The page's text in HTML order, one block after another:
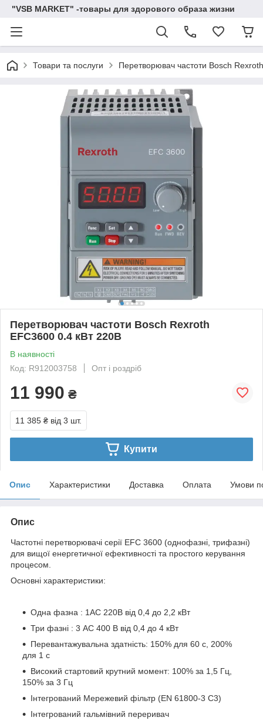
"VSB MARKET" -товары для здорового образа жизни
Товари та послуги Перетворювач частоти Bosch
Перетворювач частоти Bosch Rexroth
EFC3600 0.4 кВт 220В
В наявності
Код: R912003758
Опт і роздріб
11 990 ₴
11 385 ₴ від 3 шт.
Купити
Опис Характеристики Доставка Оплата Умови
Опис
Частотні перетворювачі серії EFC 3600 (однофазні, трифазні)
для вищої енергетичної ефективності та простого керування
процесом.
Основні характеристики:
Одна фазна : 1АС 220В від 0,4 до 2,2 кВт
Три фазні : 3 АС 400 В від 0,4 до 4 кВт
Перевантажувальна здатність: 150% для 60 с, 200%
для 1 с
Високий стартовий крутний момент: 100% за 1,5 Гц,
150% за 3 Гц
Інтегрований Мережевий фільтр (EN 61800-3 C3)
Інтегрований гальмівний переривач